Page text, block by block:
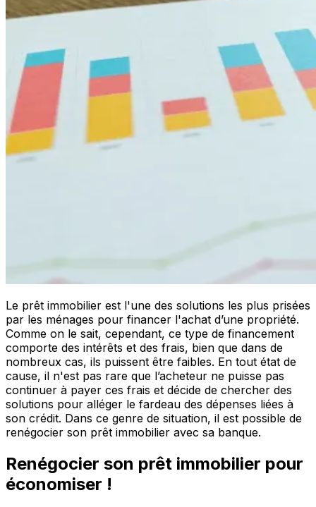
Le prêt immobilier est l'une des solutions les plus prisées
par les ménages pour financer l'achat d’une propriété.
Comme on le sait, cependant, ce type de financement
comporte des intérêts et des frais, bien que dans de
nombreux cas, ils puissent être faibles. En tout état de
cause, il n'est pas rare que l’acheteur ne puisse pas
continuer à payer ces frais et décide de chercher des
solutions pour alléger le fardeau des dépenses liées à
son crédit. Dans ce genre de situation, il est possible de
renégocier son prêt immobilier avec sa banque.
Renégocier son prêt immobilier pour
économiser !